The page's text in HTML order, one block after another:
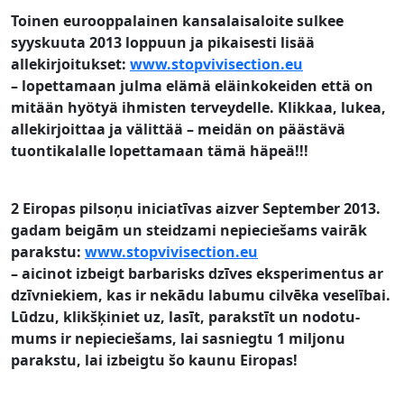
Toinen eurooppalainen kansalaisaloite sulkee
syyskuuta 2013 loppuun ja pikaisesti lisää
allekirjoitukset: www.stopvivisection.eu
– lopettamaan julma elämä eläinkokeiden että on
mitään hyötyä ihmisten terveydelle. Klikkaa, lukea,
allekirjoittaa ja välittää – meidän on päästävä
tuontikalalle lopettamaan tämä häpeä!!!
2 Eiropas pilsoņu iniciatīvas aizver September 2013.
gadam beigām un steidzami nepieciešams vairāk
parakstu: www.stopvivisection.eu
– aicinot izbeigt barbarisks dzīves eksperimentus ar
dzīvniekiem, kas ir nekādu labumu cilvēka veselībai.
Lūdzu, klikšķiniet uz, lasīt, parakstīt un nodotu-
mums ir nepieciešams, lai sasniegtu 1 miljonu
parakstu, lai izbeigtu šo kaunu Eiropas!